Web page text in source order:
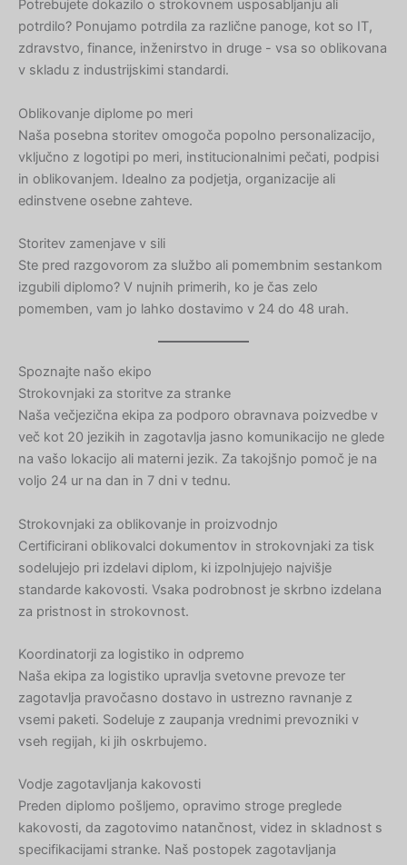
Potrebujete dokazilo o strokovnem usposabljanju ali
potrdilo? Ponujamo potrdila za različne panoge, kot so IT,
zdravstvo, finance, inženirstvo in druge - vsa so oblikovana
v skladu z industrijskimi standardi.
Oblikovanje diplome po meri
Naša posebna storitev omogoča popolno personalizacijo,
vključno z logotipi po meri, institucionalnimi pečati, podpisi
in oblikovanjem. Idealno za podjetja, organizacije ali
edinstvene osebne zahteve.
Storitev zamenjave v sili
Ste pred razgovorom za službo ali pomembnim sestankom
izgubili diplomo? V nujnih primerih, ko je čas zelo
pomemben, vam jo lahko dostavimo v 24 do 48 urah.
Spoznajte našo ekipo
Strokovnjaki za storitve za stranke
Naša večjezična ekipa za podporo obravnava poizvedbe v
več kot 20 jezikih in zagotavlja jasno komunikacijo ne glede
na vašo lokacijo ali materni jezik. Za takojšnjo pomoč je na
voljo 24 ur na dan in 7 dni v tednu.
Strokovnjaki za oblikovanje in proizvodnjo
Certificirani oblikovalci dokumentov in strokovnjaki za tisk
sodelujejo pri izdelavi diplom, ki izpolnjujejo najvišje
standarde kakovosti. Vsaka podrobnost je skrbno izdelana
za pristnost in strokovnost.
Koordinatorji za logistiko in odpremo
Naša ekipa za logistiko upravlja svetovne prevoze ter
zagotavlja pravočasno dostavo in ustrezno ravnanje z
vsemi paketi. Sodeluje z zaupanja vrednimi prevozniki v
vseh regijah, ki jih oskrbujemo.
Vodje zagotavljanja kakovosti
Preden diplomo pošljemo, opravimo stroge preglede
kakovosti, da zagotovimo natančnost, videz in skladnost s
specifikacijami stranke. Naš postopek zagotavljanja